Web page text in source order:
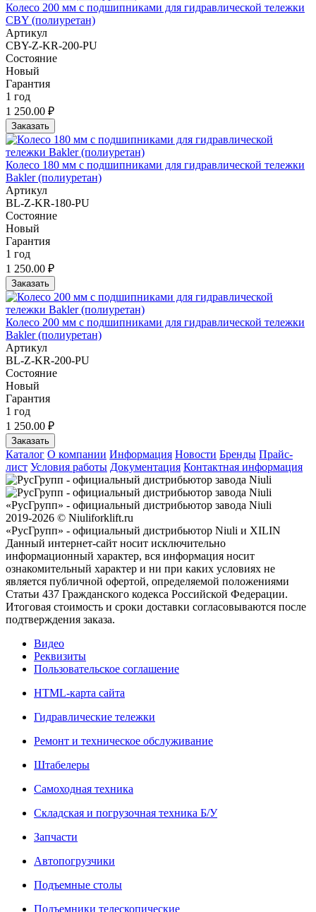
Колесо 200 мм с подшипниками для гидравлической тележки
CBY (полиуретан)
Артикул
CBY-Z-KR-200-PU
Состояние
Новый
Гарантия
1 год
1 250.00 ₽
Заказать
Колесо 180 мм с подшипниками для гидравлической тележки
Bakler (полиуретан)
Артикул
BL-Z-KR-180-PU
Состояние
Новый
Гарантия
1 год
1 250.00 ₽
Заказать
Колесо 200 мм с подшипниками для гидравлической тележки
Bakler (полиуретан)
Артикул
BL-Z-KR-200-PU
Состояние
Новый
Гарантия
1 год
1 250.00 ₽
Заказать
Каталог О компании Информация Новости Бренды Прайс-
лист Условия работы Документация Контактная информация
«РусГрупп» - официальный диcтрибьютор завода Niuli
2019-2026 © Niuliforklift.ru
«РусГрупп» - официальный диcтрибьютор Niuli и XILIN
Данный интернет-сайт носит исключительно
информационный характер, вся информация носит
ознакомительный характер и ни при каких условиях не
является публичной офертой, определяемой положениями
Статьи 437 Гражданского кодекса Российской Федерации.
Итоговая стоимость и сроки доставки согласовываются после
подтверждения заказа.
Видео
Реквизиты
Пользовательское соглашение
HTML-карта сайта
Гидравлические тележки
Ремонт и техническое обслуживание
Штабелеры
Самоходная техника
Складская и погрузочная техника Б/У
Запчасти
Автопогрузчики
Подъемные столы
Подъемники телескопические